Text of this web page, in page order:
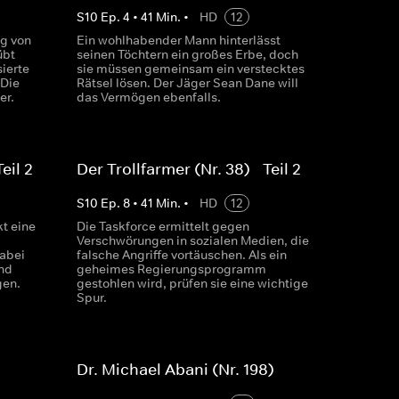
von
S10 Ep. 4 • 41 Min. • HD
12
Ein wohlhabender Mann hinterlässt
seinen Töchtern ein großes Erbe, doch
sie müssen gemeinsam ein verstecktes
Rätsel lösen. Der Jäger Sean Dane will
das Vermögen ebenfalls.
2
eine
Der Trollfarmer (Nr. 38) - Teil 2
S10 Ep. 8• 41 Min. • HD
12
Die Taskforce ermittelt gegen
Verschwörungen in sozialen Medien, die
falsche Angriffe vortäuschen. Als ein
geheimes Regierungsprogramm
gestohlen wird, prüfen sie eine wichtige
Spur.
Dr. Michael Abani (Nr. 198)